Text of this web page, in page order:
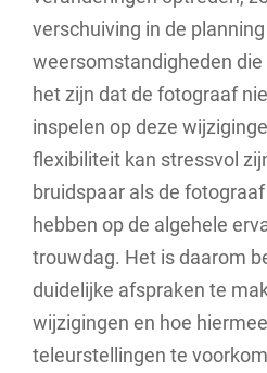
verschuiving in de
weersomstandigheden
het zijn dat de fotograaf
inspelen op deze
flexibiliteit kan stressvol
bruidspaar als de
hebben op de algehele
trouwdag. Het is daarom
duidelijke afspraken te
wijzigingen en hoe
teleurstellingen te